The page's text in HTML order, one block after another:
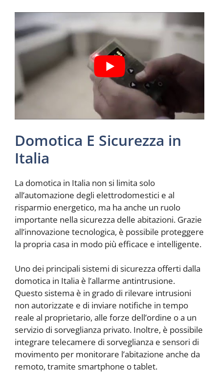
Domotica E Sicurezza in
Italia
La domotica in Italia non si limita solo
all’automazione degli elettrodomestici e al
risparmio energetico, ma ha anche un ruolo
importante nella sicurezza delle abitazioni. Grazie
all’innovazione tecnologica, è possibile proteggere
la propria casa in modo più efficace e intelligente.
Uno dei principali sistemi di sicurezza offerti dalla
domotica in Italia è l’allarme antintrusione.
Questo sistema è in grado di rilevare intrusioni
non autorizzate e di inviare notifiche in tempo
reale al proprietario, alle forze dell’ordine o a un
servizio di sorveglianza privato. Inoltre, è possibile
integrare telecamere di sorveglianza e sensori di
movimento per monitorare l’abitazione anche da
remoto, tramite smartphone o tablet.